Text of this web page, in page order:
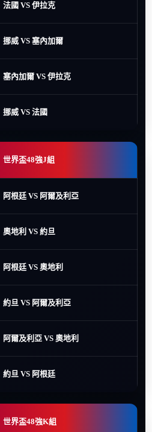
法國 VS 伊拉克
挪威 VS 塞內加爾
塞內加爾 VS 伊拉克
挪威 VS 法國
世界盃48強J組
阿根廷 VS 阿爾及利亞
奧地利 VS 約旦
阿根廷 VS 奧地利
約旦 VS 阿爾及利亞
阿爾及利亞 VS 奧地利
約旦 VS 阿根廷
世界盃48強K組